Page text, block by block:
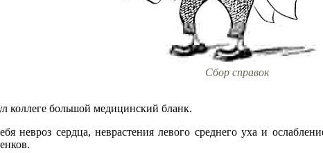
Сбор справок
коллеге большой медицинский бланк.
невроз сердца, неврастения левого среднего уха и